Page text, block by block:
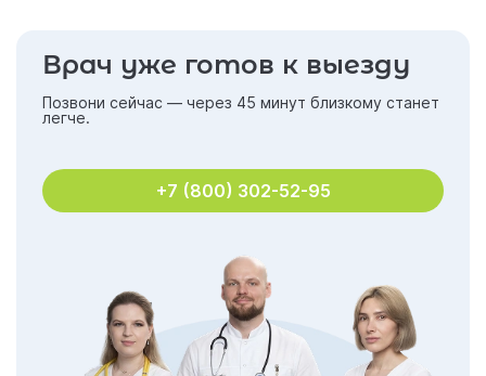
Врач уже готов к выезду
Позвони сейчас — через 45 минут близкому станет
легче.
+7 (800) 302-52-95